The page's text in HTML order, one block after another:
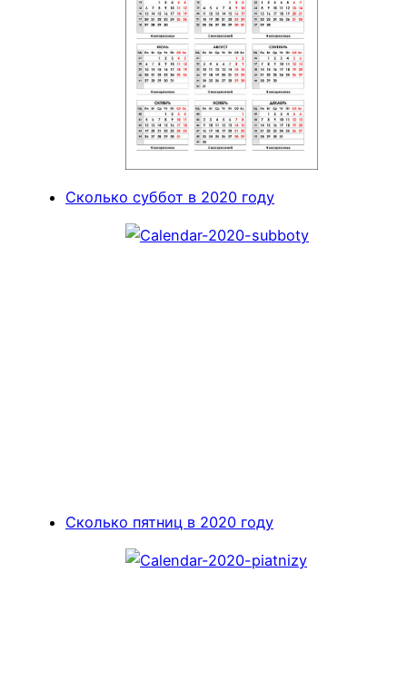
Сколько суббот в 2020 году
Сколько пятниц в 2020 году